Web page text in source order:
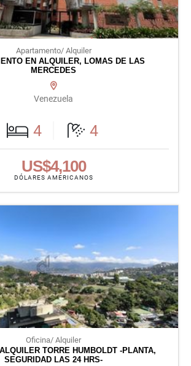
Apartamento/ Alquiler
EN ALQUILER, LOMAS DE LAS
MERCEDES
Venezuela
4 4
US$4,100
DÓLARES AMERICANOS
Oficina/ Alquiler
TORRE HUMBOLDT -PLANTA,
SEGURIDAD LAS 24 HRS-